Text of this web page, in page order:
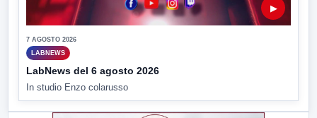
▶
7 AGOSTO 2026
LABNEWS
LabNews del 6 agosto 2026
In studio Enzo colarusso